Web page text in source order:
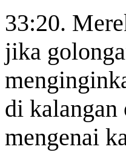
33:20.
jika
di
mengenai